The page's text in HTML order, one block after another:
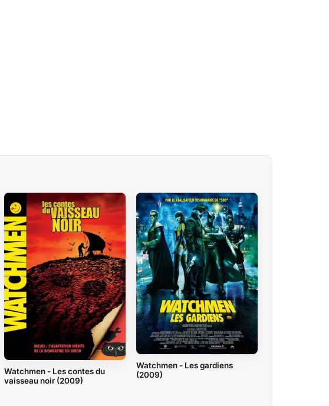
Watchmen - Les contes du
vaisseau noir (2009)
Watchmen - Les gardiens
(2009)